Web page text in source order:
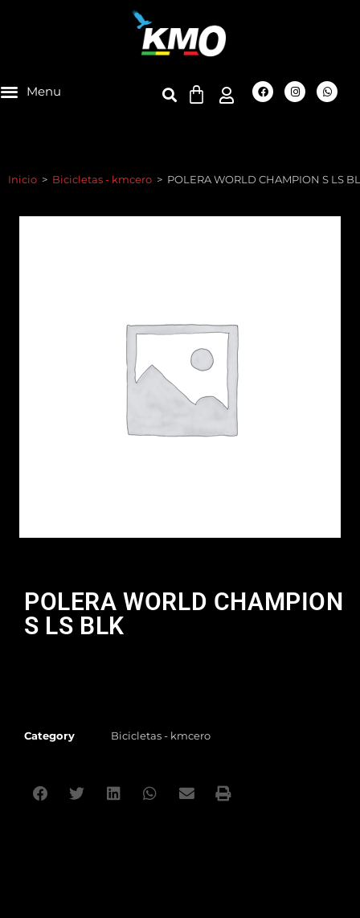
Inicio > Bicicletas - kmcero > POLERA WORLD CHAMPION S LS
POLERA WORLD CHAMPION
S LS BLK
Category Bicicletas - kmcero